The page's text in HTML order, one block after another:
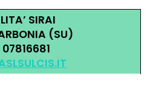
SIRAI
(SU)